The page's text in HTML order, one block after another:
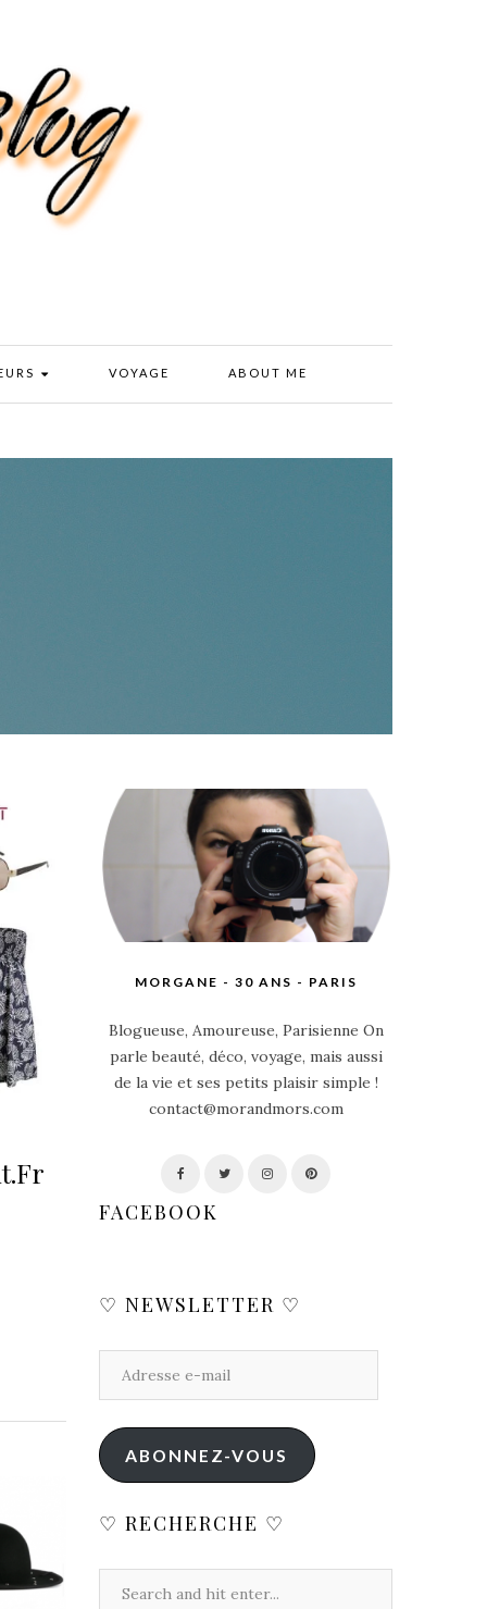
VOYAGE ABOUT ME
MORGANE - 30 ANS - PARIS
Blogueuse, Amoureuse, Parisienne On
parle beauté, déco, voyage, mais aussi
de la vie et ses petits plaisir simple !
contact@morandmors.com
FACEBOOK
♡ NEWSLETTER ♡
ABONNEZ-VOUS
♡ RECHERCHE ♡